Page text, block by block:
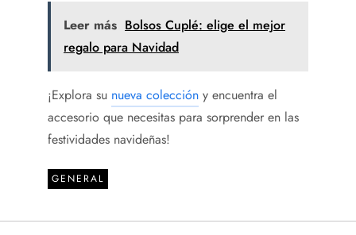
Leer más Bolsos Cuplé: elige el mejor
regalo para Navidad
¡Explora su nueva colección y encuentra el
accesorio que necesitas para sorprender en las
festividades navideñas!
GENERAL